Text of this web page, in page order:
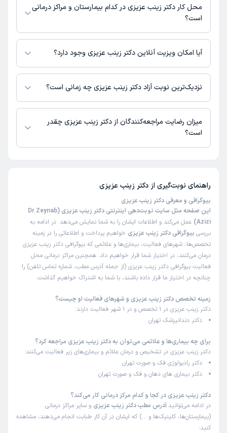
02133812840,02133812789,09021157079
محل کار دکتر زینب عزیزی در کدام بیمارستان و مراکز درمانی
است؟
اطلاعاتی درباره محل فعالیت دکتر زینب عزیزی در مراکز درمانی در دسترس
نیست.
آیا امکان ویزیت آنلاین دکتر زینب عزیزی وجود دارد؟
در حال حاضر اطلاعاتی درباره ارائه ویزیت آنلاین توسط دکتر زینب عزیزی در
دسترس نیست. برای دریافت اطلاعات دقیق‌تر، لطفاً با مطب تماس بگیرید.
نزدیک‌ترین نوبت آزاد دکتر زینب عزیزی چه زمانی است؟
زمان نوبت‌دهی و پذیرش بیماران با هماهنگی مطب مشخص می‌شود.
میزان رضایت مراجعه‌کنندگان از دکتر زینب عزیزی چقدر
است؟
راهنمای نوبت‌گیری از دکتر زینب عزیزی
بیوگرافی و معرفی دکتر زینب عزیزی
این صفحه مثل سایت نوبت‌دهی اینترنتی دکتر زینب عزیزی (Dr Zeynab
Azizi) عمل می‌کند و اطلاعات ایشان را به شما نمایش می‌دهد. در ادامه به
بررسی بیوگرافی دکتر زینب عزیزی خواهیم پرداخت و اطلاعاتی را در زمینه
تخصص‌ها، شهرهای فعالیت، بیماری‌ها و علائمی که بیوگرافی دکتر زینب عزیزی
درمان می‌کنند، در اختیار شما قرار خواهیم داد. همچنین مراکز درمانی محل
فعالیت بیوگرافی دکتر زینب عزیزی (از جمله آدرس مطب، شماره تماس تلفن) را
چنانچه در اختیار ما قرار داده باشند، با شما به اشتراک خواهیم گذاشت.
زمینه تخصص دکتر زینب عزیزی و شهرهای فعالیت او چیست؟
دکتر زینب عزیزی در 1 تخصص و در 1 شهر فعالیت دارند:
دکتر دندانپزشک تهران
برای چه بیماری‌ها و علائمی می‌توان به دکتر زینب عزیزی مراجعه کرد؟
دکتر زینب عزیزی در تشخیص و درمان علائم و بیماری‌های زیر فعالیت می‌کنند:
دکتر رادیولوژی فک و صورت تهران
دکتر بیماری های دهان و فک و صورت تهران
دکتر زینب عزیزی در کجا و کدام مرکز درمانی کار می‌کند؟
در ادامه می‌توانید آدرس مطب دکتر زینب عزیزی و سایر مراکز درمانی
(بیمارستان‌ها، کلینیک‌ها و …) که ایشان در آن کار طبابت انجام می‌دهند، مشاهده
کنید: